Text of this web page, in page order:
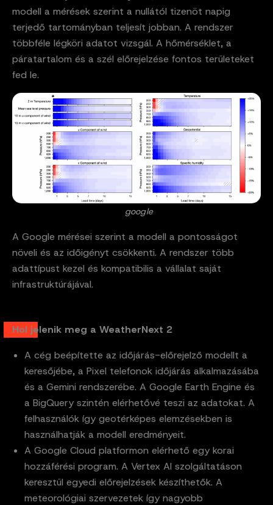
modell a mérések szerint a nullától tizenöt napig
terjedő tartományban teljesít jobban. A rendszer
többféle légköri adatot vizsgál. A hőmérséklet, a
páratartalom és a szél előrejelzése fontos területeket
fed le.
google
A Google mérései szerint a modell a pontosságot
növeli és az időigényt csökkenti. A rendszer több
adattípust kezel és kompatibilis a vállalat saját
infrastruktúrájával.
Hol jelenik meg a WeatherNext 2
A cég beépítette az időjárás-előrejelző modellt a
keresőjébe, a Pixel telefonok időjárás alkalmazásába
és a Gemini rendszerébe. A Google Earth Engine és
a BigQuery szintén elérhetővé teszi az adatokat. A
felhasználók így geotérképes elemzésekben is
használhatják a modell eredményeit.
A Google Cloud platformon elérhető egy korai
hozzáférési program. A Vertex AI szolgáltatáson
keresztül egyedi előrejelzések készíthetők. A
meteorológiai szervezetek így nagyobb